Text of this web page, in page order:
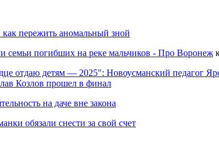
пережить аномальный зной
семьи погибших на реке мальчиков - Про Воронеж
отдаю детям — 2025": Новоусманский педагог
Козлов прошел в финал
на даче вне закона
обязали снести за свой счет